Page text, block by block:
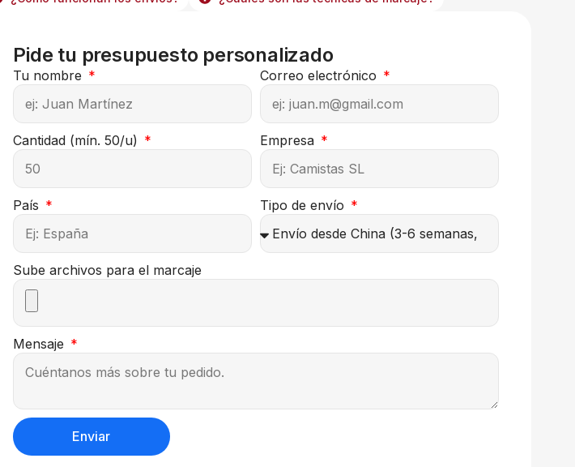
Pide tu presupuesto personalizado
Tu nombre Correo electrónico
Cantidad (mín. 50/u) Empresa
País Tipo de envío
Sube archivos para el marcaje
Mensaje
Enviar